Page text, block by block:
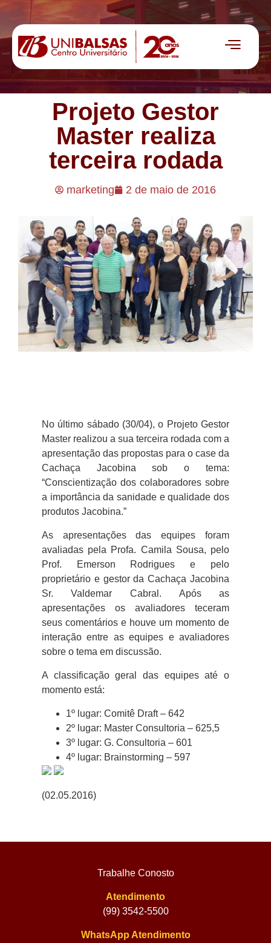
Projeto Gestor
Master realiza
terceira rodada
marketing 2 de maio de 2016
No último sábado (30/04), o Projeto Gestor
Master realizou a sua terceira rodada com a
apresentação das propostas para o case da
Cachaça Jacobina sob o tema:
“Conscientização dos colaboradores sobre
a importância da sanidade e qualidade dos
produtos Jacobina.”
As apresentações das equipes foram
avaliadas pela Profa. Camila Sousa, pelo
Prof. Emerson Rodrigues e pelo
proprietário e gestor da Cachaça Jacobina
Sr. Valdemar Cabral. Após as
apresentações os avaliadores teceram
seus comentários e houve um momento de
interação entre as equipes e avaliadores
sobre o tema em discussão.
A classificação geral das equipes até o
momento está:
1º lugar: Comitê Draft – 642
2º lugar: Master Consultoria – 625,5
3º lugar: G. Consultoria – 601
4º lugar: Brainstorming – 597
(02.05.2016)
Trabalhe Conosto
Atendimento
(99) 3542-5500
WhatsApp Atendimento